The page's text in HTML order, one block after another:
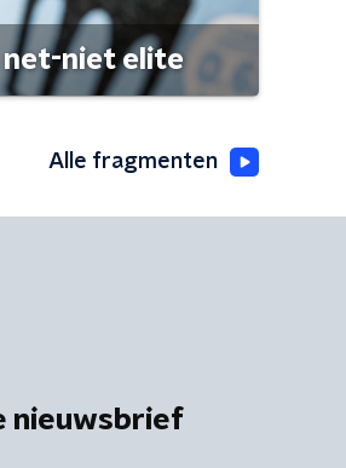
net-niet elite
Alle fragmenten
nieuwsbrief